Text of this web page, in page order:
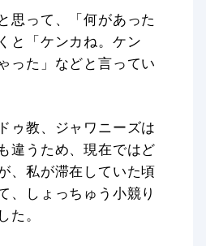
思って、「何があった
と「ケンカね。ケン
った」などと言ってい
ゥ教、ジャワニーズは
違うため、現在ではど
、私が滞在していた頃
、しょっちゅう小競り
た。